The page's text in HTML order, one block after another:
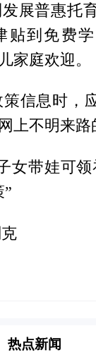
展普惠托
贴到免费
家庭欢迎。
信息时，
上不明来路
女带娃可
”
热点新闻